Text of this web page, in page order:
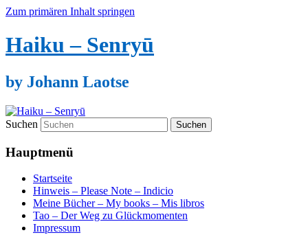
Zum primären Inhalt springen
Haiku – Senryū
by Johann Laotse
Suchen
Hauptmenü
Startseite
Hinweis – Please Note – Indicio
Meine Bücher – My books – Mis libros
Tao – Der Weg zu Glückmomenten
Impressum